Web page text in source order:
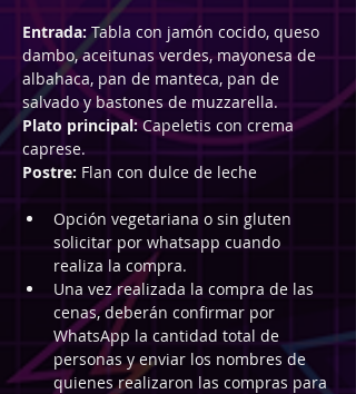
Entrada: Tabla con jamón cocido, queso
dambo, aceitunas verdes, mayonesa de
albahaca, pan de manteca, pan de
salvado y bastones de muzzarella.
Plato principal: Capeletis con crema
caprese.
Postre: Flan con dulce de leche
Opción vegetariana o sin gluten
solicitar por whatsapp cuando
realiza la compra.
Una vez realizada la compra de las
cenas, deberán confirmar por
WhatsApp la cantidad total de
personas y enviar los nombres de
quienes realizaron las compras para